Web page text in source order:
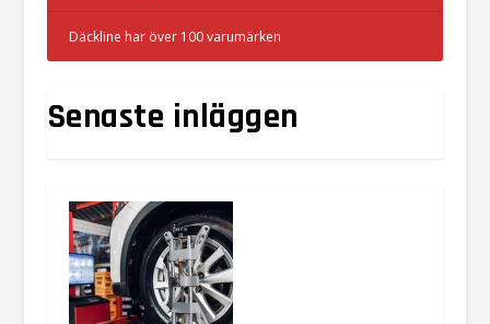
Däckline har över 100 varumärken
Senaste inläggen